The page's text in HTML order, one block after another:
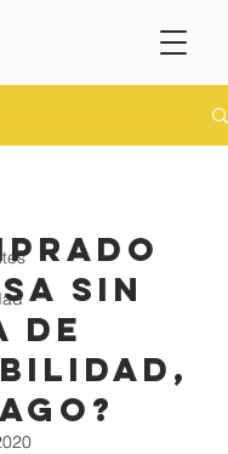
sin
de